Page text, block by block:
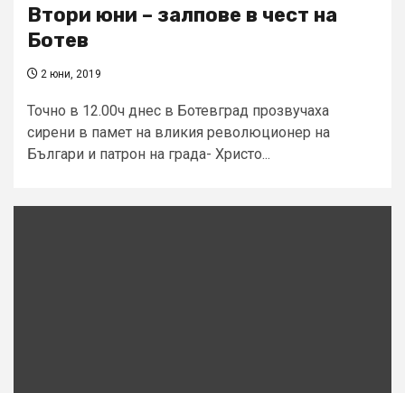
Втори юни – залпове в чест на
Ботев
2 юни, 2019
Точно в 12.00ч днес в Ботевград прозвучаха
сирени в памет на вликия революционер на
Българи и патрон на града- Христо...